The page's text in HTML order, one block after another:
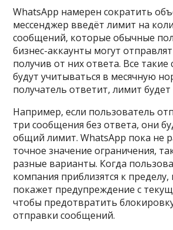
WhatsApp намерен сократить
мессенджер введёт лимит на
сообщений, которые обычные
бизнес-аккаунты могут
получив от них ответа. Все
будут учитываться в месячную
получатель ответит, лимит
Например, если пользователь
три сообщения без ответа, они
общий лимит. WhatsApp пока не
точное значение ограничения,
разные варианты. Когда
компания приблизятся к
покажет предупреждение с
чтобы предотвратить
отправки сообщений.